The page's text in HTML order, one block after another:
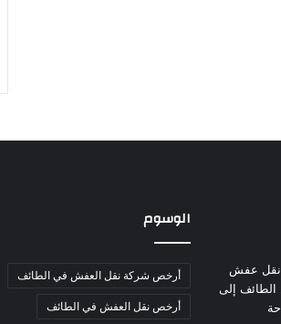
الوسوم
أرخص شركة نقل العفش في الطائف
أرخص نقل العفش في الطائف